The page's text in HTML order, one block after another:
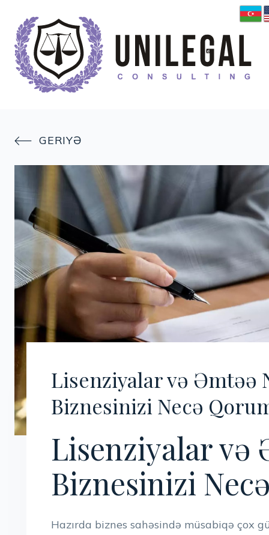
 GERIYƏ
Lisenziyalar və Əmtəə
Biznesinizi Necə
Lisenziyalar və
Biznesinizi
Hazırda biznes sahəsində müsabiqə çox